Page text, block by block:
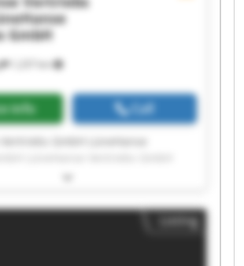
1,237 km
GmbH
info Call
Vertriebs GmbH LüneHanse
GmbH LüneHanse
LüneHanse Vertriebs GmbH
Vertriebs GmbH LüneHanse
LüneHanse Vertriebs GmbH
Listing